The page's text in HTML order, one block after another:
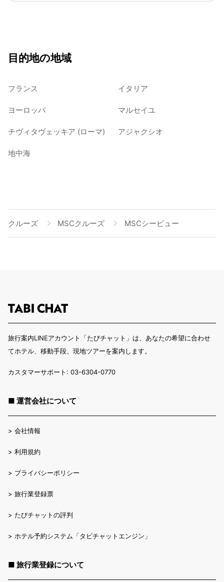
目的地の地域
フランス イタリア
ヨーロッパ マルセイユ
チヴィタヴェッキア (ローマ) アジャクシオ
地中海
クルーズ MSCクルーズ MSCシービュー
旅行案内LINEアカウント「たびチャット」は、あなたの希望に合わせ
てホテル、移動手段、現地ツアーを案内します。
カスタマーサポート: 03-6304-0770
■ 運営会社について
> 会社情報
> 利用規約
> プライバシーポリシー
> 旅行業登録票
> たびチャットの評判
> ホテル予約システム「タビチャットエンジン」
■ 旅行業登録について